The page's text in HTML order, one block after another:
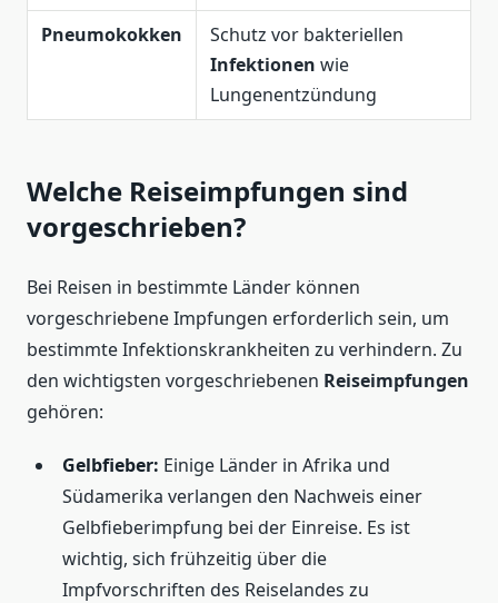
Pneumokokken
Schutz vor bakteriellen
Infektionen wie
Lungenentzündung
Welche Reiseimpfungen sind
vorgeschrieben?
Bei Reisen in bestimmte Länder können
vorgeschriebene Impfungen erforderlich sein, um
bestimmte Infektionskrankheiten zu verhindern. Zu
den wichtigsten vorgeschriebenen Reiseimpfungen
gehören:
Gelbfieber: Einige Länder in Afrika und
Südamerika verlangen den Nachweis einer
Gelbfieberimpfung bei der Einreise. Es ist
wichtig, sich frühzeitig über die
Impfvorschriften des Reiselandes zu